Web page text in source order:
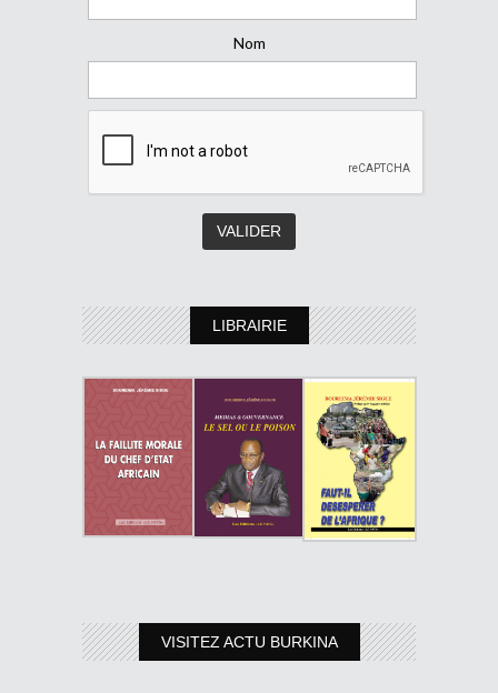
Nom
LIBRAIRIE
VISITEZ ACTU BURKINA